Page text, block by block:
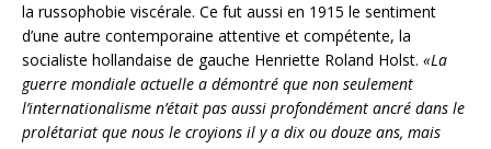
la russophobie viscérale. Ce fut aussi en 1915 le sentiment
d’une autre contemporaine attentive et compétente, la
socialiste hollandaise de gauche Henriette Roland Holst. «La
guerre mondiale actuelle a démontré que non seulement
l’internationalisme n’était pas aussi profondément ancré dans le
prolétariat que nous le croyions il y a dix ou douze ans, mais